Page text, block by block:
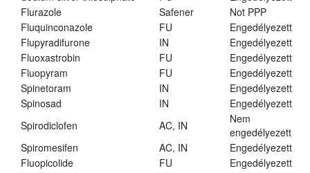
Flurazole
Safener
Not PPP
Fluquinconazole
FU
Engedélyezett
Flupyradifurone
IN
Engedélyezett
Fluoxastrobin
FU
Engedélyezett
Fluopyram
FU
Engedélyezett
Spinetoram
IN
Engedélyezett
Spinosad
IN
Engedélyezett
Spirodiclofen
AC, IN
Nem
engedélyezett
Spiromesifen
AC, IN
Engedélyezett
Fluopicolide
FU
Engedélyezett